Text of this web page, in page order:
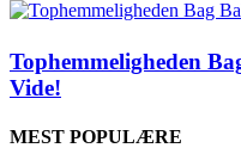
Tophemmeligheden
Vide!
MEST POPULÆRE